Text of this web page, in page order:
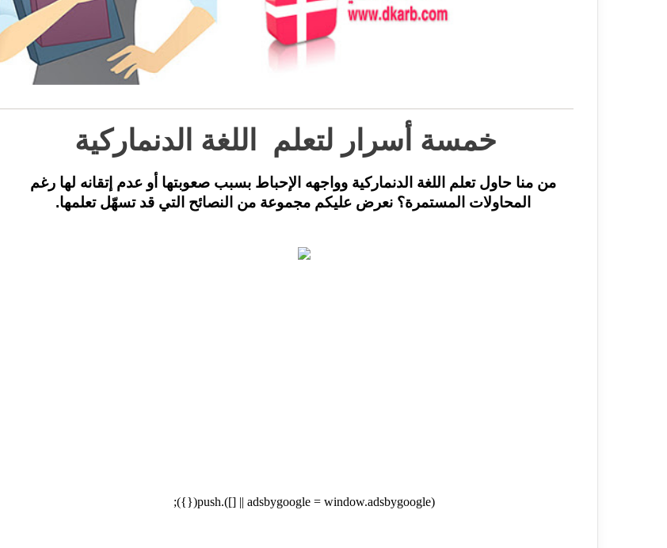
خمسة أسرار لتعلم اللغة الدنماركية
من منا حاول تعلم اللغة الدنماركية وواجهه الإحباط بسبب صعوبتها أو عدم إتقانه لها رغم
المحاولات المستمرة؟ نعرض عليكم مجموعة من النصائح التي قد تسهّل تعلمها.
(adsbygoogle = window.adsbygoogle || []).push({});